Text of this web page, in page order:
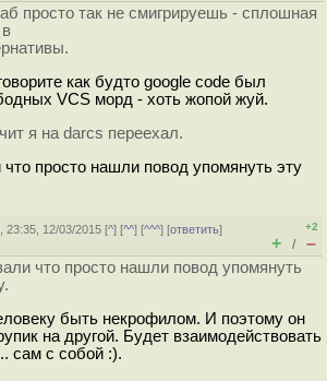
просто так не смигрируешь - сплошная
как будто google code был
VCS морд - хоть жопой жуй.
я на darcs переехал.
просто нашли повод упомянуть эту
23:35, 12/03/2015 [^] [^^] [^^^] [ответить]
+2
+ / –
что просто нашли повод упомянуть
быть некрофилом. И поэтому он
на другой. Будет взаимодействовать
сам с собой :).